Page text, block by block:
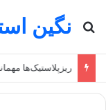
نگین
جستجو برای
ریزپلاستیک‌ها